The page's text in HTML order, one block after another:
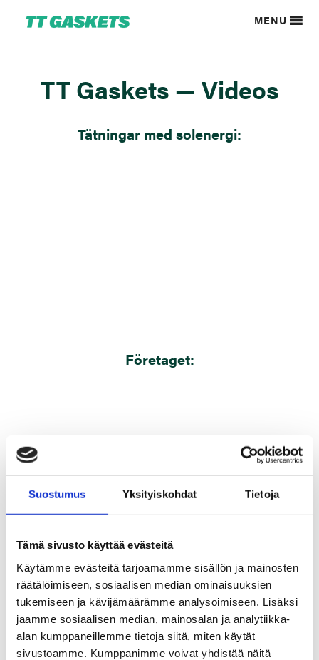
Suostumus Yksityiskohdat Tietoja
Tämä sivusto käyttää evästeitä
Käytämme evästeitä tarjoamamme sisällön ja mainosten
räätälöimiseen, sosiaalisen median ominaisuuksien
tukemiseen ja kävijämäärämme analysoimiseen. Lisäksi
jaamme sosiaalisen median, mainosalan ja analytiikka-
alan kumppaneillemme tietoja siitä, miten käytät
sivustoamme. Kumppanimme voivat yhdistää näitä
MENU
TT Gaskets — Videos
Tätningar med solenergi:
Företaget:
TAKK: